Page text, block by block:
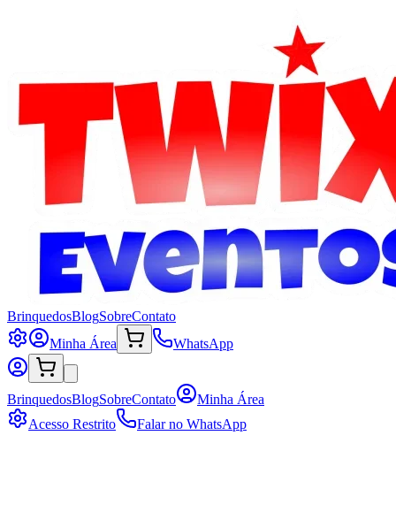
BrinquedosBlogSobreContato
Minha Área
WhatsApp
BrinquedosBlogSobreContato
Minha Área
Acesso Restrito
Falar no WhatsApp